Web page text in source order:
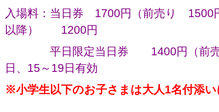
入場料：当日券 1700円（前売り 1500
以降） 1200円
平日限定当日券 1400円（前
日、15～19日有効
※小学生以下のお子さまは大人1名付添